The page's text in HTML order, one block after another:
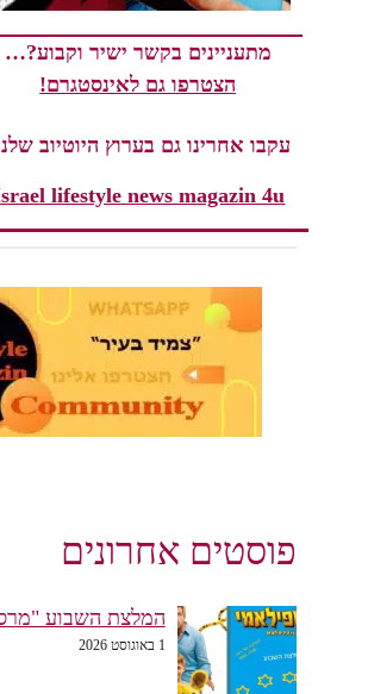
מתעניינים בקשר ישיר וקבוע?…
הצטרפו גם לאינסטגרם!
עקבו אחרינו גם בערוץ היוטיוב
lifestyle news magazin 4u
פוסטים אחרונים
המלצת השבוע
1 באוגוסט 2026